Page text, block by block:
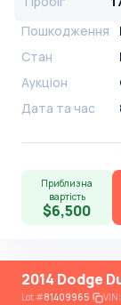
Пошкодження
Стан
Аукціон
Дата та час
Приблизна
вартість
$6,500
2014 Dodge
Lot#81409965 VIN: